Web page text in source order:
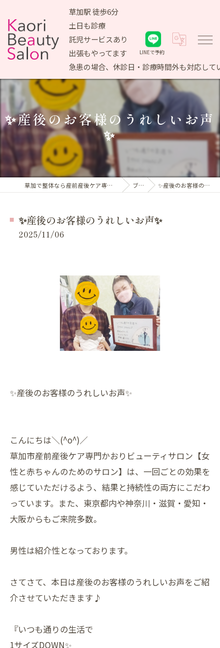
草加駅 徒歩6分
土日も診療
託児サービスあり
出張もやってます
急患の場合、休診日・診療時間外も対応して
LINEで予約
✨産後のお客様のうれしいお声
✨
草加で整体なら産前産後ケア専門 かおりビューティサロン ブログ ✨産後のお客様のうれしいお声✨
✨産後のお客様のうれしいお声✨
2025/11/06
✨産後のお客様のうれしいお声✨
こんにちは＼(^o^)／
草加市産前産後ケア専門かおりビューティサロン【女
性と赤ちゃんのためのサロン】は、一回ごとの効果を
感じていただけるよう、結果と持続性の両方にこだわ
っています。また、東京都内や神奈川・滋賀・愛知・
大阪からもご来院多数。
男性は紹介性となっております。
さてさて、本日は産後のお客様のうれしいお声をご紹
介させていただきます♪
『いつも通りの生活で
1サイズDOWN✨